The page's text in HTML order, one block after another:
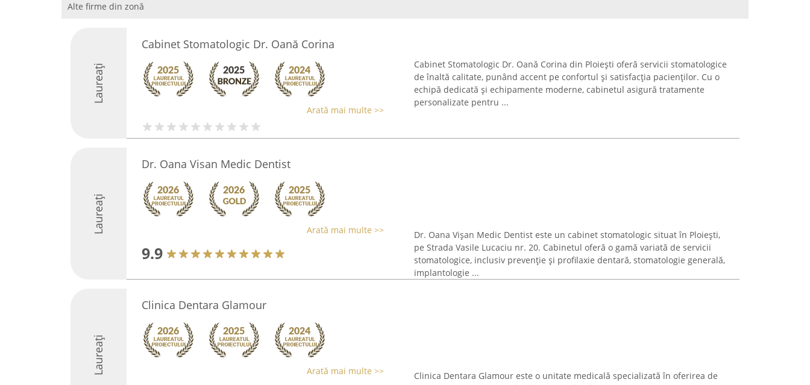
Alte firme din zonă
Laureați
Cabinet Stomatologic Dr. Oană Corina
Arată mai multe >>
Cabinet Stomatologic Dr. Oană Corina din Ploiești oferă servicii stomatologice
de înaltă calitate, punând accent pe confortul și satisfacția pacienților. Cu o
echipă dedicată și echipamente moderne, cabinetul asigură tratamente
personalizate pentru ...
Laureați
Dr. Oana Visan Medic Dentist
Arată mai multe >>
9.9
Dr. Oana Vișan Medic Dentist este un cabinet stomatologic situat în Ploiești,
pe Strada Vasile Lucaciu nr. 20. Cabinetul oferă o gamă variată de servicii
stomatologice, inclusiv prevenție și profilaxie dentară, stomatologie generală,
implantologie ...
Laureați
Clinica Dentara Glamour
Arată mai multe >>
Clinica Dentara Glamour este o unitate medicală specializată în oferirea de